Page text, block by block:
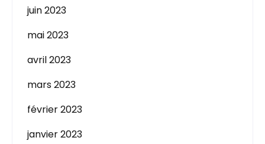
juin 2023
mai 2023
avril 2023
mars 2023
février 2023
janvier 2023